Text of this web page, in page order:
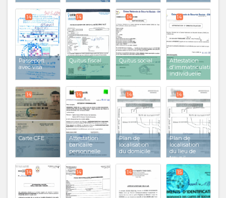
Passeport
avec visa
14
Quitus fiscal
14
Quitus social
14
Attestation
d'immatriculation
individuelle
14
Carte CFE
14
Attestation
bancaire
personnelle
14
Plan de
localisation
du domicile
14
Plan de
localisation
du lieu de
travail
14
14 14 14 15